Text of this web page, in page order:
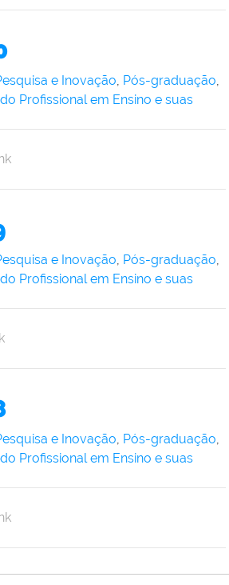
e Inovação, Pós-graduação,
Profissional em Ensino e suas
e Inovação, Pós-graduação,
Profissional em Ensino e suas
e Inovação, Pós-graduação,
Profissional em Ensino e suas